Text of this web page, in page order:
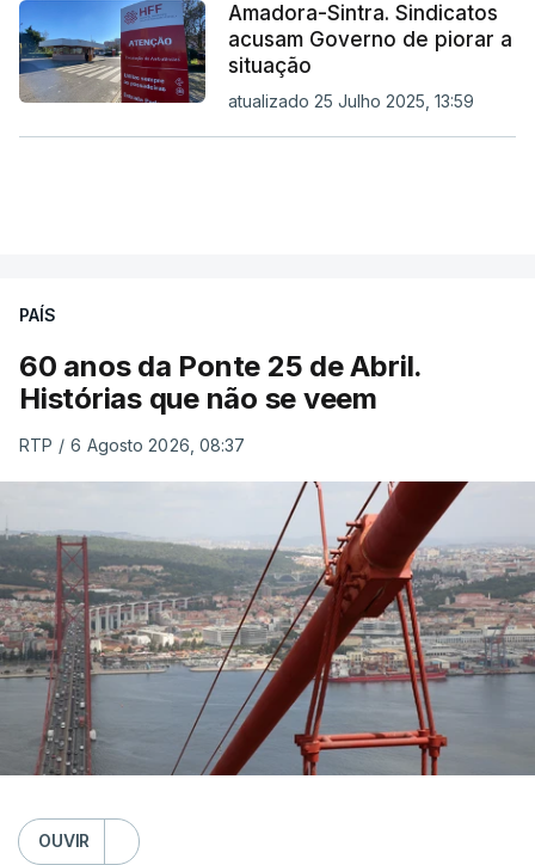
Amadora-Sintra. Sindicatos
acusam Governo de piorar a
situação
atualizado 25 Julho 2025, 13:59
PAÍS
60 anos da Ponte 25 de Abril.
Histórias que não se veem
RTP / 6 Agosto 2026, 08:37
OUVIR